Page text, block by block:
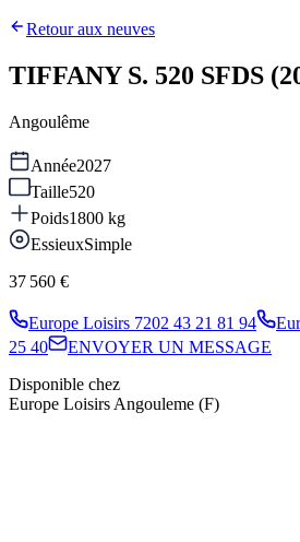
Retour aux neuves
TIFFANY S. 520 SFDS
Angoulême
Année2027
Taille520
Poids1800 kg
EssieuxSimple
37 560 €
Europe Loisirs 7202 43 21 81 94
25 40
ENVOYER UN MESSAGE
Disponible chez
Europe Loisirs Angouleme (F)